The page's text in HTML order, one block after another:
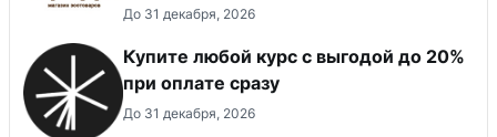
До 31 декабря, 2026
Купите любой курс с выгодой до 20%
при оплате сразу
До 31 декабря, 2026